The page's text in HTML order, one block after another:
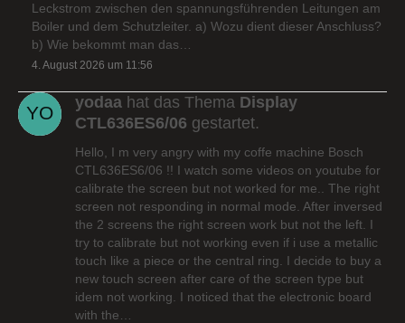
Leckstrom zwischen den spannungsführenden Leitungen am
Boiler und dem Schutzleiter. a) Wozu dient dieser Anschluss?
b) Wie bekommt man das…
4. August 2026 um 11:56
yodaa hat das Thema Display
CTL636ES6/06 gestartet.
Hello, I m very angry with my coffe machine Bosch
CTL636ES6/06 !! I watch some videos on youtube for
calibrate the screen but not worked for me.. The right
screen not responding in normal mode. After inversed
the 2 screens the right screen work but not the left. I
try to calibrate but not working even if i use a metallic
touch like a piece or the central ring. I decide to buy a
new touch screen after care of the screen type but
idem not working. I noticed that the electronic board
with the…